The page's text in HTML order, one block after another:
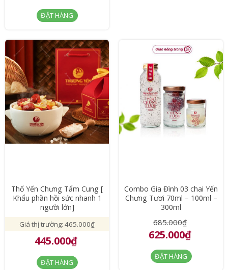
ĐẶT HÀNG
Thố Yến Chưng Tẩm Cung [
Khẩu phần hồi sức nhanh 1
người lớn]
Giá thị trường: 465.000₫
445.000₫
ĐẶT HÀNG
Combo Gia Đình 03 chai Yến
Chưng Tươi 70ml – 100ml –
300ml
685.000₫
625.000₫
ĐẶT HÀNG